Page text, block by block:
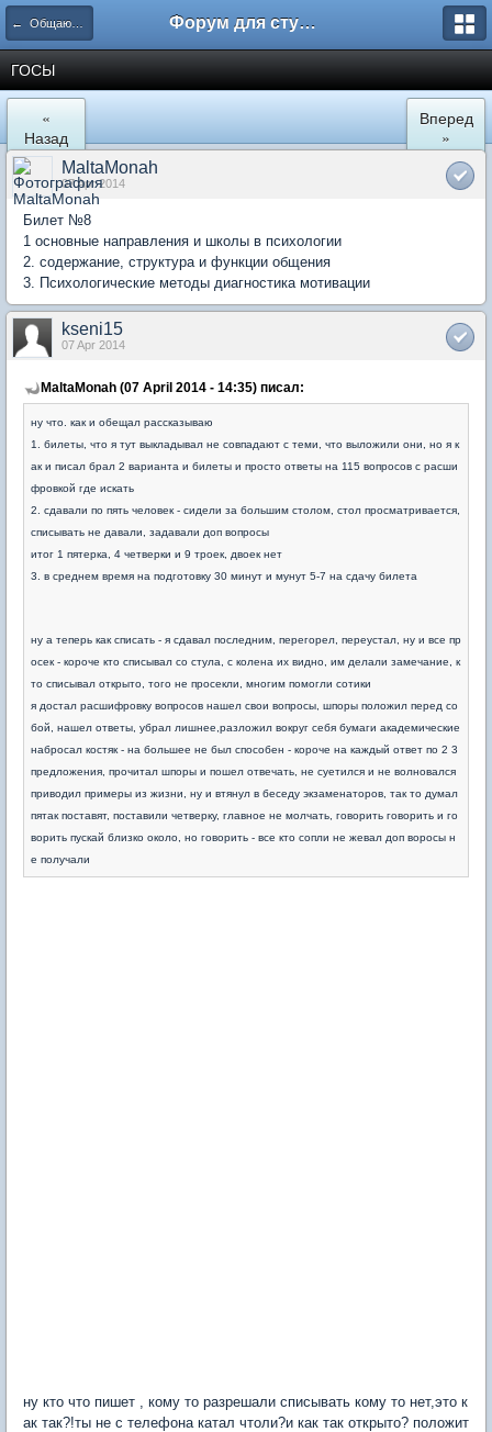
← Общаются психологи Форум для студента СГА
ГОСЫ
«
Назад
Вперед
»
MaltaMonah
07 Apr 2014
Билет №8
1 основные направления и школы в психологии
2. содержание, структура и функции общения
3. Психологические методы диагностика мотивации
kseni15
07 Apr 2014
MaltaMonah (07 April 2014 - 14:35) писал:
ну что. как и обещал рассказываю
1. билеты, что я тут выкладывал не совпадают с теми, что выложили они, но я к
ак и писал брал 2 варианта и билеты и просто ответы на 115 вопросов с расши
фровкой где искать
2. сдавали по пять человек - сидели за большим столом, стол просматривается,
списывать не давали, задавали доп вопросы
итог 1 пятерка, 4 четверки и 9 троек, двоек нет
3. в среднем время на подготовку 30 минут и мунут 5-7 на сдачу билета
ну а теперь как списать - я сдавал последним, перегорел, переустал, ну и все пр
осек - короче кто списывал со стула, с колена их видно, им делали замечание, к
то списывал открыто, того не просекли, многим помогли сотики
я достал расшифровку вопросов нашел свои вопросы, шпоры положил перед со
бой, нашел ответы, убрал лишнее,разложил вокруг себя бумаги академические
набросал костяк - на большее не был способен - короче на каждый ответ по 2 3
предложения, прочитал шпоры и пошел отвечать, не суетился и не волновался
приводил примеры из жизни, ну и втянул в беседу экзаменаторов, так то думал
пятак поставят, поставили четверку, главное не молчать, говорить говорить и го
ворить пускай близко около, но говорить - все кто сопли не жевал доп воросы н
е получали
ну кто что пишет , кому то разрешали списывать кому то нет,это к
ак так?!ты не с телефона катал чтоли?и как так открыто? положит